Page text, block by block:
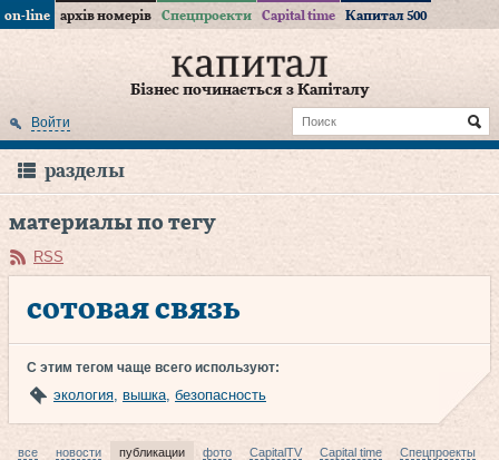
on-line архів номерів Спецпроекти Capital time Капитал 500
Бізнес починається з Капіталу
Войти
разделы
материалы по тегу
RSS
сотовая связь
С этим тегом чаще всего используют:
экология, вышка, безопасность
все новости публикации фото CapitalTV Capital time
Спецпроекты